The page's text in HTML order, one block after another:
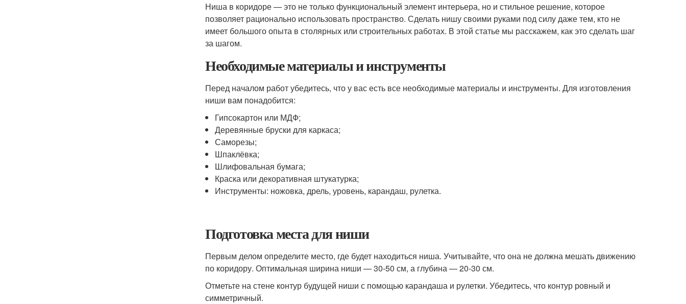
Ниша в коридоре — это не только функциональный элемент интерьера, но и стильное решение, которое
позволяет рационально использовать пространство. Сделать нишу своими руками под силу даже тем, кто не
имеет большого опыта в столярных или строительных работах. В этой статье мы расскажем, как это сделать шаг
за шагом.
Необходимые материалы и инструменты
Перед началом работ убедитесь, что у вас есть все необходимые материалы и инструменты. Для изготовления
ниши вам понадобится:
Гипсокартон или МДФ;
Деревянные бруски для каркаса;
Саморезы;
Шпаклёвка;
Шлифовальная бумага;
Краска или декоративная штукатурка;
Инструменты: ножовка, дрель, уровень, карандаш, рулетка.
Подготовка места для ниши
Первым делом определите место, где будет находиться ниша. Учитывайте, что она не должна мешать движению
по коридору. Оптимальная ширина ниши — 30-50 см, а глубина — 20-30 см.
Отметьте на стене контур будущей ниши с помощью карандаша и рулетки. Убедитесь, что контур ровный и
симметричный.